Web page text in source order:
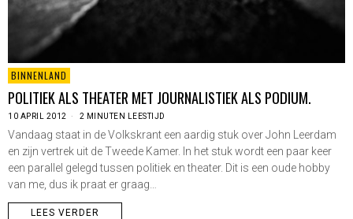
BINNENLAND
POLITIEK ALS THEATER MET JOURNALISTIEK ALS PODIUM.
10 APRIL 2012 2 MINUTEN LEESTIJD
Vandaag staat in de Volkskrant een aardig stuk over John Leerdam
en zijn vertrek uit de Tweede Kamer. In het stuk wordt een paar keer
een parallel gelegd tussen politiek en theater. Dit is een oude hobby
van me, dus ik praat er graag…
LEES VERDER